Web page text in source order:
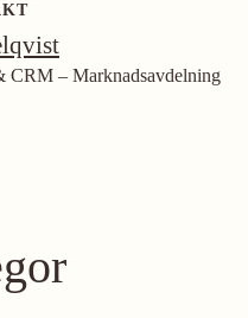
CRM – Marknadsavdelning